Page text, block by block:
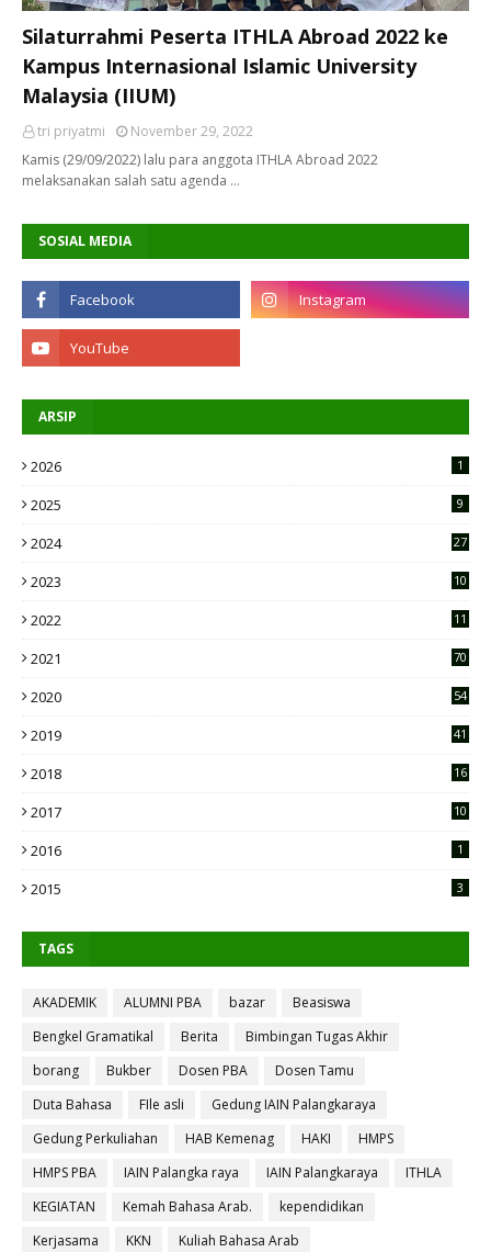
Silaturrahmi Peserta ITHLA Abroad 2022 ke
Kampus Internasional Islamic University
Malaysia (IIUM)
tri priyatmi
November 29, 2022
Kamis (29/09/2022) lalu para anggota ITHLA Abroad 2022
melaksanakan salah satu agenda …
SOSIAL MEDIA
ARSIP
2026 1
2025 9
2024 27
2023
10
2022
11
2021 70
2020 54
2019 41
2018 16
2017 10
2016 1
2015 3
TAGS
AKADEMIK ALUMNI PBA bazar
Beasiswa
Bengkel Gramatikal
Berita
Bimbingan Tugas Akhir
borang
Bukber Dosen PBA
Dosen Tamu
Duta Bahasa
FIle asli
Gedung IAIN Palangkaraya
Gedung Perkuliahan
HAB Kemenag HAKI
HMPS
HMPS PBA
IAIN Palangka raya IAIN Palangkaraya
ITHLA
KEGIATAN
Kemah Bahasa Arab.
kependidikan
Kerjasama
KKN
Kuliah Bahasa Arab